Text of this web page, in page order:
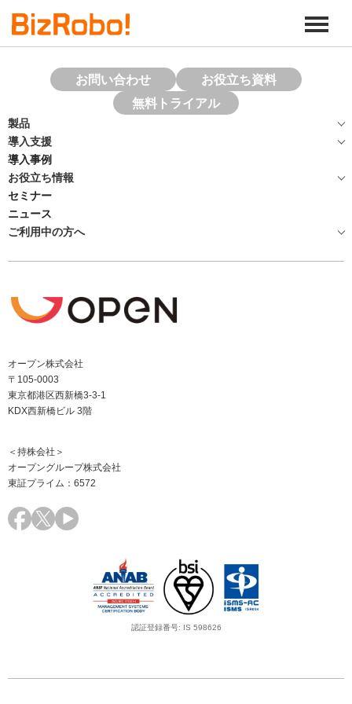
お問い合わせ
お役立ち資料
無料トライアル
製品
導入支援
導入事例
お役立ち情報
セミナー
ニュース
ご利用中の方へ
オープン株式会社
〒105-0003
東京都港区西新橋3-3-1
KDX西新橋ビル 3階
＜持株会社＞
オープングループ株式会社
東証プライム：6572
認証登録番号: IS 598626